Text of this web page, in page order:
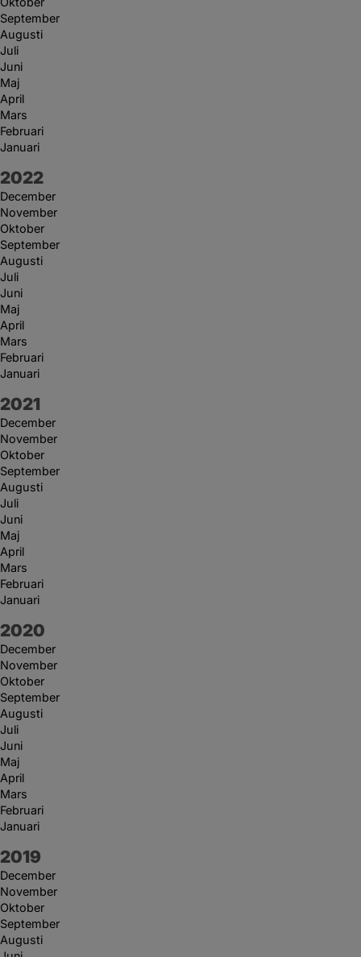
September
Augusti
Juli
Juni
Maj
April
Mars
Februari
Januari
År:
2022
December
November
Oktober
September
Augusti
Juli
Juni
Maj
April
Mars
Februari
Januari
År:
2021
December
November
Oktober
September
Augusti
Juli
Juni
Maj
April
Mars
Februari
Januari
År:
2020
December
November
Oktober
September
Augusti
Juli
Juni
Maj
April
Mars
Februari
Januari
År:
2019
December
November
Oktober
September
Augusti